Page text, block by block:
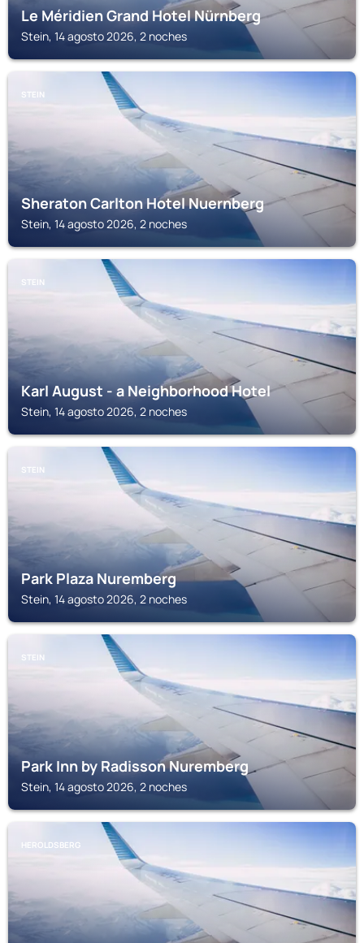
Le Méridien Grand Hotel Nürnberg
Stein, 14 agosto 2026, 2 noches
STEIN
Sheraton Carlton Hotel Nuernberg
Stein, 14 agosto 2026, 2 noches
STEIN
Karl August - a Neighborhood Hotel
Stein, 14 agosto 2026, 2 noches
STEIN
Park Plaza Nuremberg
Stein, 14 agosto 2026, 2 noches
STEIN
Park Inn by Radisson Nuremberg
Stein, 14 agosto 2026, 2 noches
HEROLDSBERG